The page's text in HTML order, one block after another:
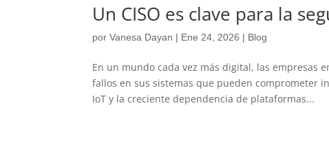
Un CISO es clave para la
porVanesa Dayan | Ene 24, 2026 | Blog
En un mundo cada vez más digital, las empresas
fallos en sus sistemas que pueden comprometer
IoT y la creciente dependencia de plataformas...